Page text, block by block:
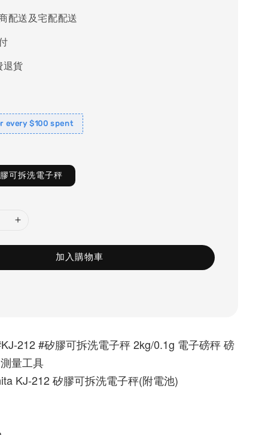
配送及宅配配送
退貨
every $100 spent
可拆洗電子秤
加入購物車
212 #矽膠可拆洗電子秤 2kg/0.1g 電子磅秤 磅
量工具
KJ-212 矽膠可拆洗電子秤(附電池)